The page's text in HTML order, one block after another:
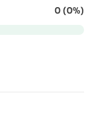
0 (0%)